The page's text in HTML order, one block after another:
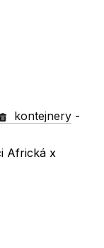
kontejnery -
Africká x